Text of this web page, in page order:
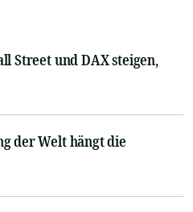
Street und DAX steigen,
der Welt hängt die